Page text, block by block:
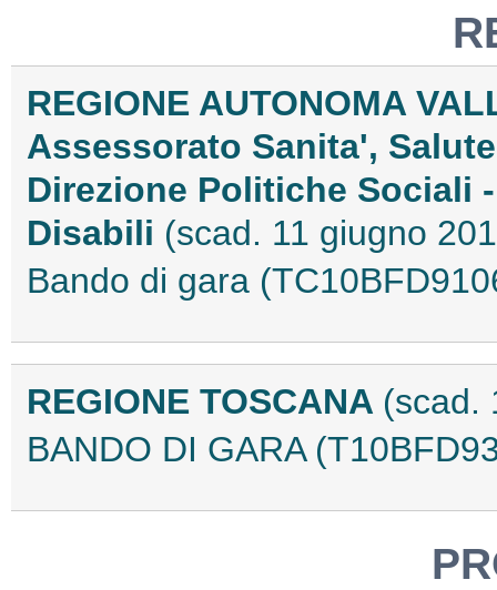
REGIONE AUTONOMA
Assessorato Sanita',
Direzione Politiche Sociali
Disabili (scad. 11 giugno
Bando di gara
REGIONE TOSCANA (scad.
BANDO DI GARA